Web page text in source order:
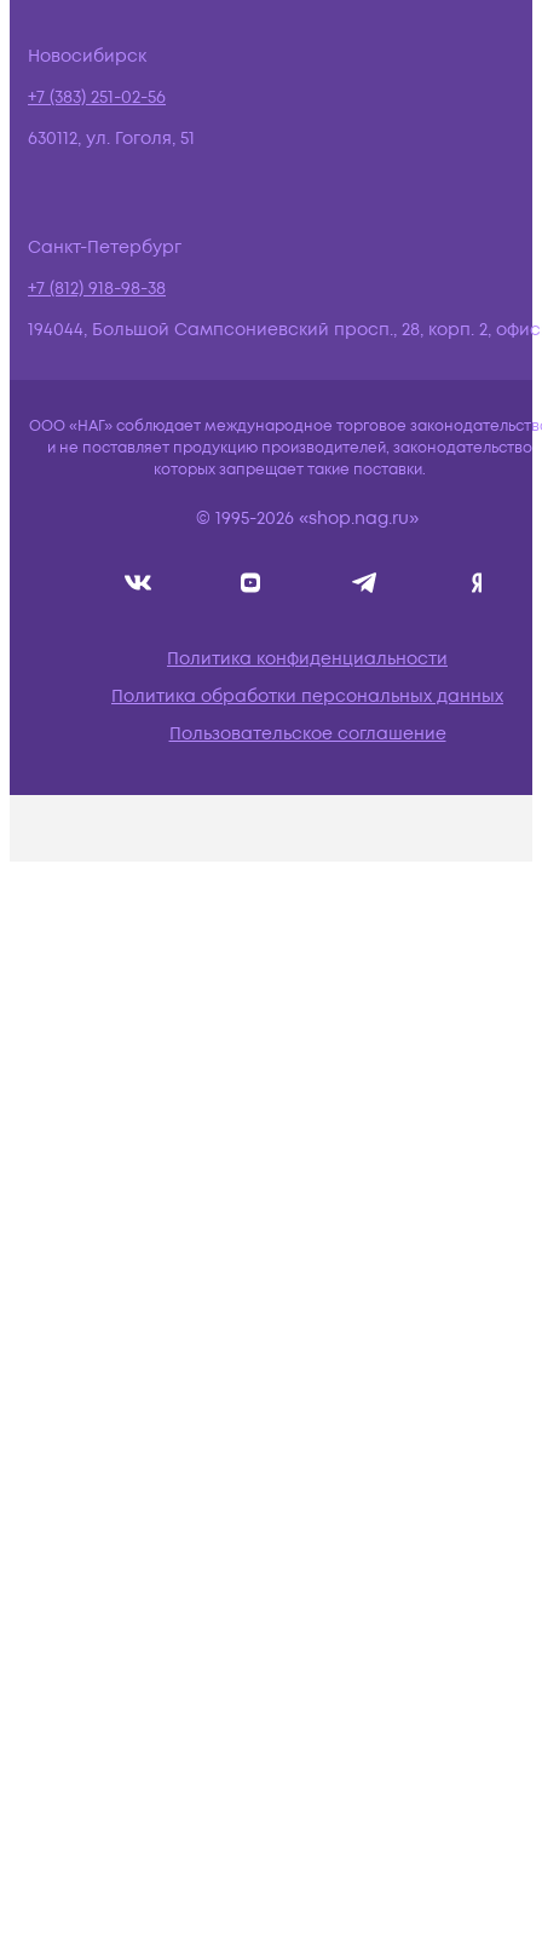
Новосибирск
+7 (383) 251-02-56
630112, ул. Гоголя, 51
Санкт-Петербург
+7 (812) 918-98-38
194044, Большой Сампсониевский просп., 28, корп. 2,
ООО «НАГ» соблюдает международное торговое
и не поставляет продукцию производителей, законодательство
которых запрещает такие поставки.
© 1995-2026 «shop.nag.ru»
Политика конфиденциальности
Политика обработки персональных данных
Пользовательское соглашение